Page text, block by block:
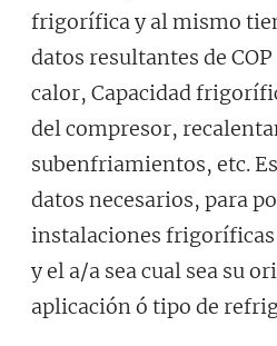
frigorífica y al mismo
datos resultantes de
calor, Capacidad
del compresor,
subenfriamientos, etc.
datos necesarios, para
instalaciones
y el a/a sea cual sea su
aplicación ó tipo de